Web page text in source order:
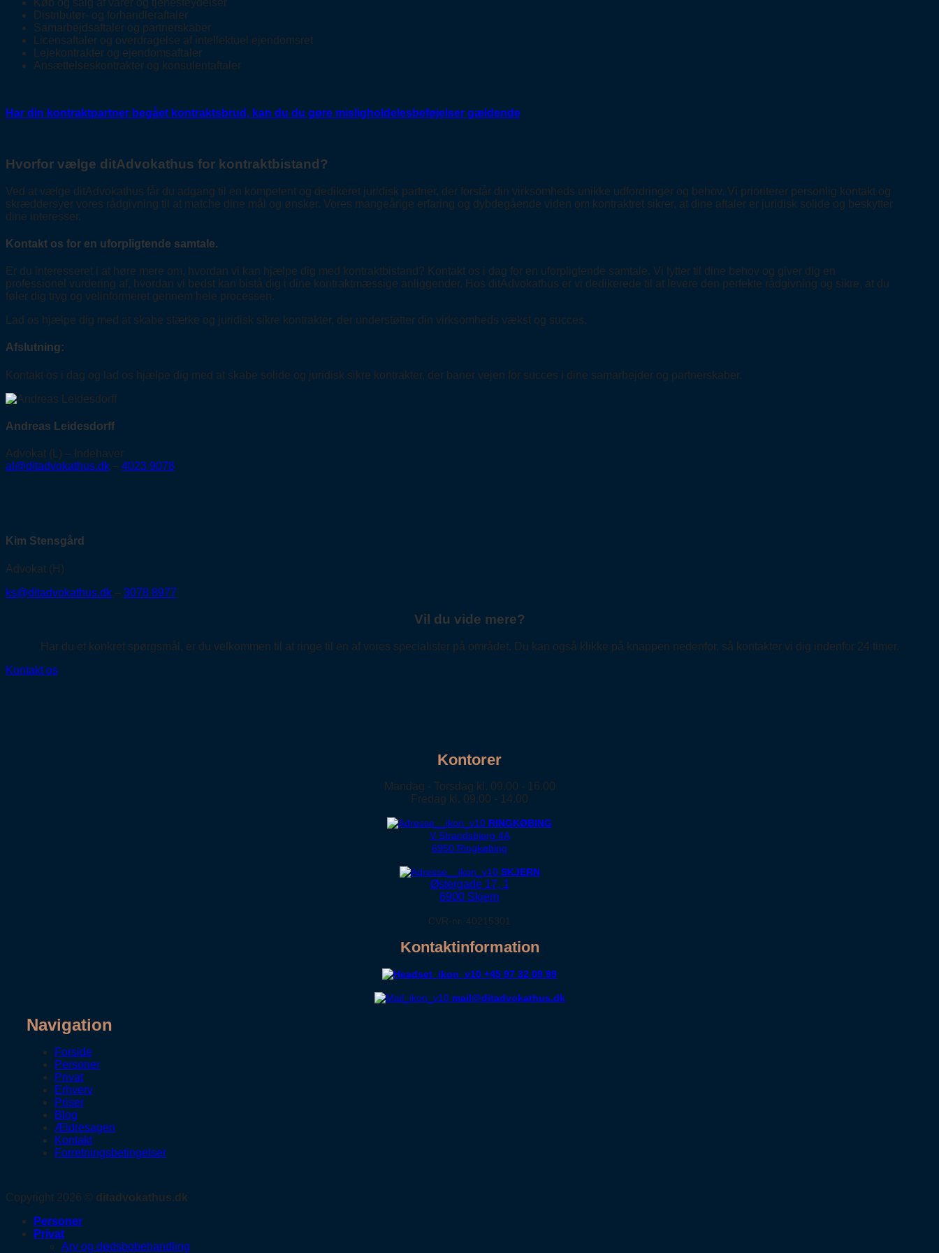
Køb og salg af varer og tjenesteydelser
Distributør- og forhandleraftaler
Samarbejdsaftaler og partnerskaber
Licensaftaler og overdragelse af intellektuel ejendomsret
Lejekontrakter og ejendomsaftaler
Ansættelseskontrakter og konsulentaftaler
Har din kontraktpartner begået kontraktsbrud, kan du du gøre misligholdelesbeføjelser gældende
Hvorfor vælge ditAdvokathus for kontraktbistand?
Ved at vælge ditAdvokathus får du adgang til en kompetent og dedikeret juridisk partner, der forstår din virksomheds unikke udfordringer og behov. Vi prioriterer personlig kontakt og
skræddersyer vores rådgivning til at matche dine mål og ønsker. Vores mangeårige erfaring og dybdegående viden om kontraktret sikrer, at dine aftaler er juridisk solide og beskytter
dine interesser.
Kontakt os for en uforpligtende samtale.
Er du interesseret i at høre mere om, hvordan vi kan hjælpe dig med kontraktbistand? Kontakt os i dag for en uforpligtende samtale. Vi lytter til dine behov og giver dig en
professionel vurdering af, hvordan vi bedst kan bistå dig i dine kontraktmæssige anliggender. Hos ditAdvokathus er vi dedikerede til at levere den perfekte rådgivning og sikre, at du
føler dig tryg og velinformeret gennem hele processen.
Lad os hjælpe dig med at skabe stærke og juridisk sikre kontrakter, der understøtter din virksomheds vækst og succes.
Afslutning:
Kontakt os i dag og lad os hjælpe dig med at skabe solide og juridisk sikre kontrakter, der baner vejen for succes i dine samarbejder og partnerskaber.
Andreas Leidesdorff
Advokat (L) – Indehaver
al@ditadvokathus.dk – 4023 9078
Kim Stensgård
Advokat (H)
ks@ditadvokathus.dk – 3078 8977
Vil du vide mere?
Har du et konkret spørgsmål, er du velkommen til at ringe til en af vores specialister på området. Du kan også klikke på knappen nedenfor, så kontakter vi dig indenfor 24 timer.
Kontakt os
Kontorer
Mandag - Torsdag kl. 09.00 - 16.00
Fredag kl. 09.00 - 14.00
RINGKØBING
V Strandsbjerg 4A
6950 Ringkøbing
SKJERN
Østergade 17, 1
6900 Skjern
CVR-nr. 40215301
Kontaktinformation
+45 97 32 09 99
mail@ditadvokathus.dk
Navigation
Forside
Personer
Privat
Erhverv
Priser
Blog
Ældresagen
Kontakt
Forretningsbetingelser
Copyright 2026 © ditadvokathus.dk
Personer
Privat
Arv og dødsbobehandling